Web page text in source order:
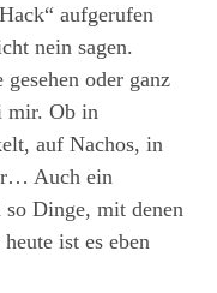
aufgerufen
nein sagen.
oder ganz
mir. Ob in
auf Nachos, in
Auch ein
Dinge, mit denen
ist es eben